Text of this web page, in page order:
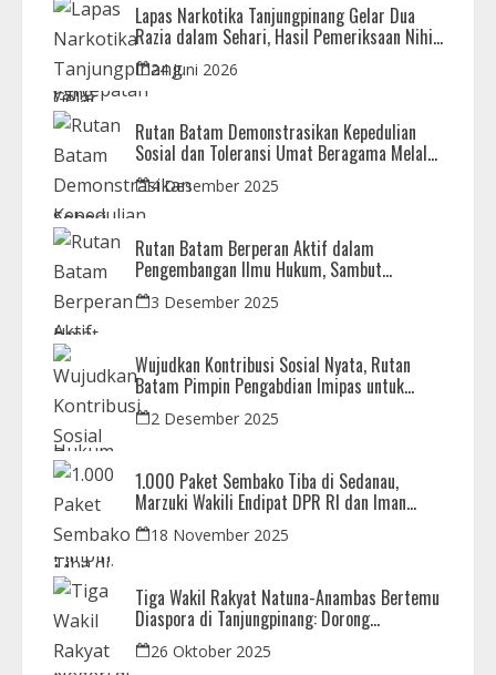
Lapas Narkotika Tanjungpinang Gelar Dua
Razia dalam Sehari, Hasil Pemeriksaan Nihil
Barang Terlarang
24 Juni 2026
Rutan Batam Demonstrasikan Kepedulian
Sosial dan Toleransi Umat Beragama Melalui
Doa Bersama Korban Bencana
4 Desember 2025
Rutan Batam Berperan Aktif dalam
Pengembangan Ilmu Hukum, Sambut
Kunjungan Observasi Mahasiswa UIB
3 Desember 2025
Wujudkan Kontribusi Sosial Nyata, Rutan
Batam Pimpin Pengabdian Imipas untuk
Negeri di Masjid Syahrom Ba’dawi
2 Desember 2025
1.000 Paket Sembako Tiba di Sedanau,
Marzuki Wakili Endipat DPR RI dan Iman
Sutiawan Kawal Reses di Natuna
18 November 2025
Tiga Wakil Rakyat Natuna-Anambas Bertemu
Diaspora di Tanjungpinang: Dorong
Pemekaran Provinsi dan Jamin Pemerataan
Pembangunan
26 Oktober 2025